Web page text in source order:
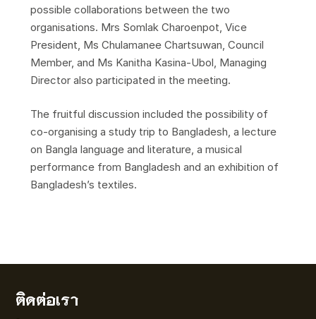
possible collaborations between the two
organisations. Mrs Somlak Charoenpot, Vice
President, Ms Chulamanee Chartsuwan, Council
Member, and Ms Kanitha Kasina-Ubol, Managing
Director also participated in the meeting.
The fruitful discussion included the possibility of
co-organising a study trip to Bangladesh, a lecture
on Bangla language and literature, a musical
performance from Bangladesh and an exhibition of
Bangladesh’s textiles.
ติดต่อเรา